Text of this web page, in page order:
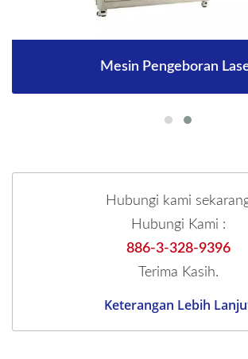
Mesin Pengeboran
Hubungi kami
Hubungi Kami :
886-3-328-9396
Terima Kasih.
Keterangan Lebih